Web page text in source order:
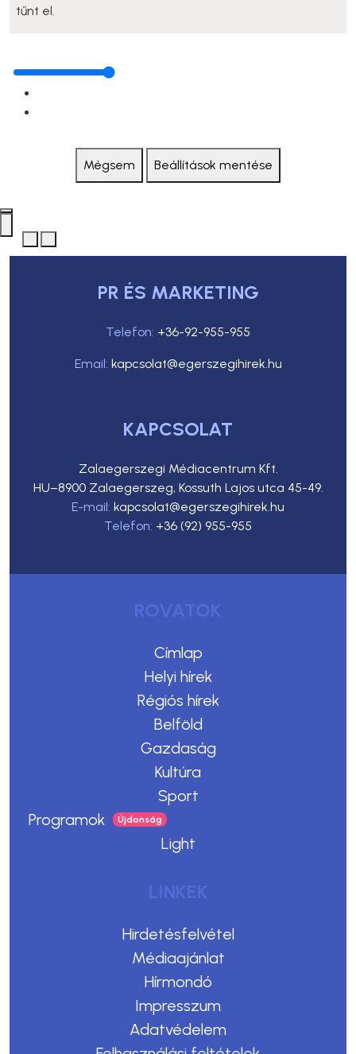
tűnt el.
Mégsem Beállítások mentése
PR ÉS MARKETING
Telefon: +36-92-955-955
Email: kapcsolat@egerszegihirek.hu
KAPCSOLAT
Zalaegerszegi Médiacentrum Kft.
HU–8900 Zalaegerszeg, Kossuth Lajos utca 45-49.
E-mail: kapcsolat@egerszegihirek.hu
Telefon: +36 (92) 955-955
ROVATOK
Címlap
Helyi hírek
Régiós hírek
Belföld
Gazdaság
Kultúra
Sport
Programok
Light
LINKEK
Hirdetésfelvétel
Médiaajánlat
Hírmondó
Impresszum
Adatvédelem